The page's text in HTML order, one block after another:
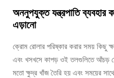
অননুপযুক্ত যন্ত্রপাতি
এড়ানো
ক্রোম রোলার পরিষ্কার করার সময় কিছু
এবং খসখসে কাপড় ওই তলগুলিতে আঁচড়
মতো ক্ষুদ্র খাঁজ তৈরি হয় এবং সময়ের